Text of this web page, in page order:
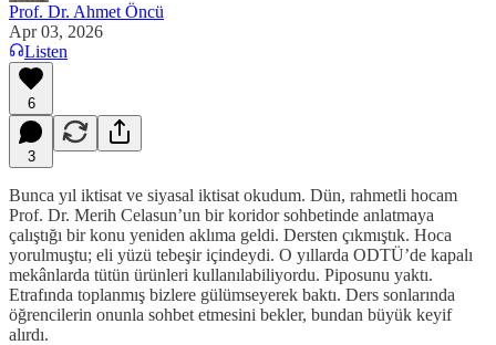
Prof. Dr. Ahmet Öncü
Apr 03, 2026
Listen
6
3
Bunca yıl iktisat ve siyasal iktisat okudum. Dün, rahmetli hocam
Prof. Dr. Merih Celasun’un bir koridor sohbetinde anlatmaya
çalıştığı bir konu yeniden aklıma geldi. Dersten çıkmıştık. Hoca
yorulmuştu; eli yüzü tebeşir içindeydi. O yıllarda ODTÜ’de kapalı
mekânlarda tütün ürünleri kullanılabiliyordu. Piposunu yaktı.
Etrafında toplanmış bizlere gülümseyerek baktı. Ders sonlarında
öğrencilerin onunla sohbet etmesini bekler, bundan büyük keyif
alırdı.